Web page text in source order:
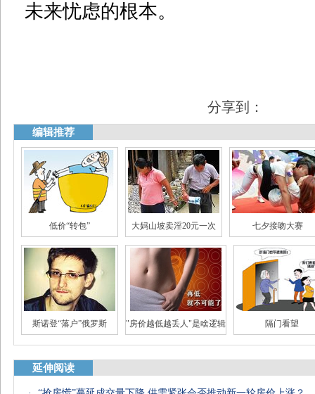
未来忧虑的根本。
分享到：
编辑推荐
低价“转包” 大妈山坡卖淫20元一次 七夕接吻大赛
斯诺登“落户”俄罗斯 "房价越低越丢人"是啥逻辑 隔门看望
延伸阅读